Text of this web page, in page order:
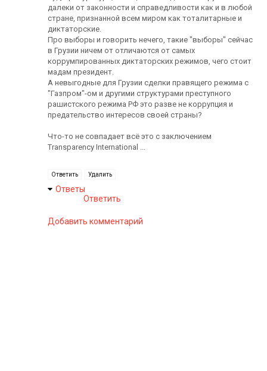
далеки от законности и справедливости как и в любой
стране, признанной всем миром как тоталитарные и
диктаторские.
Про выборы и говорить нечего, такие "выборы" сейчас
в Грузии ничем от отличаются от самых
коррумпированных диктаторских режимов, чего стоит
мадам президент.
А невыгодные для Грузии сделки правящего режима с
"Газпром"-ом и другими структурами преступного
рашистского режима РФ это разве не коррупция и
предательство интересов своей страны?
Что-то не совпадает всё это с заключением
Transparency International ...
Ответить Удалить
Ответы
Ответить
Добавить комментарий